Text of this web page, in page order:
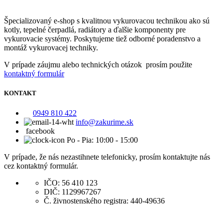
Špecializovaný e-shop s kvalitnou vykurovacou technikou ako sú
kotly, tepelné čerpadlá, radiátory a ďalšie komponenty pre
vykurovacie systémy. Poskytujeme tiež odborné poradenstvo a
montáž vykurovacej techniky.
V prípade záujmu alebo technických otázok prosím použite
kontaktný formulár
KONTAKT
0949 810 422
info@zakurime.sk
facebook
Po - Pia: 10:00 - 15:00
V prípade, že nás nezastihnete telefonicky, prosím kontaktujte nás
cez kontaktný formulár.
IČO: 56 410 123
DIČ: 1129967267
Č. živnostenského registra: 440-49636